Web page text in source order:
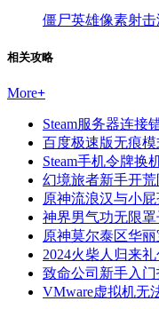
僵尸英雄像素射击
相关攻略
More+
Steam服务器连接
百度极速版无痕
Steam手机令牌换
幻境旅者新手开
原神流浪汉与小
神界男气功无限
原神莫尔泰区华
2024火柴人归来
致命公司新手入
VMware虚拟机无